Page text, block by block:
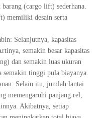
(cargo lift) sederhana.
memiliki desain serta
Selanjutnya, kapasitas
semakin besar kapasitas
dan semakin luas ukuran
tinggi pula biayanya.
Selain itu, jumlah lantai
memengaruhi panjang rel,
Akibatnya, setiap